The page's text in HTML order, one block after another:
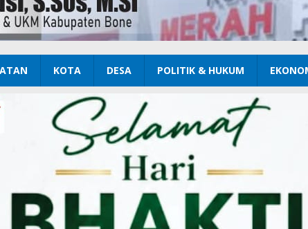
KOTA DESA POLITIK & HUKUM